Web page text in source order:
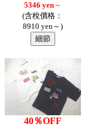
5346 yen～
(含稅價格：
8910 yen～)
40％OFF